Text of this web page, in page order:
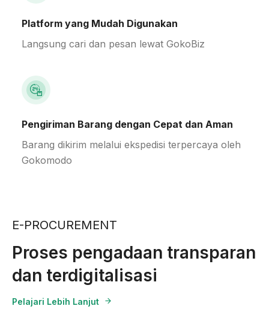
Platform yang Mudah Digunakan
Langsung cari dan pesan lewat GokoBiz
Pengiriman Barang dengan Cepat dan Aman
Barang dikirim melalui ekspedisi terpercaya oleh
Gokomodo
E-PROCUREMENT
Proses pengadaan transparan
dan terdigitalisasi
Pelajari Lebih Lanjut